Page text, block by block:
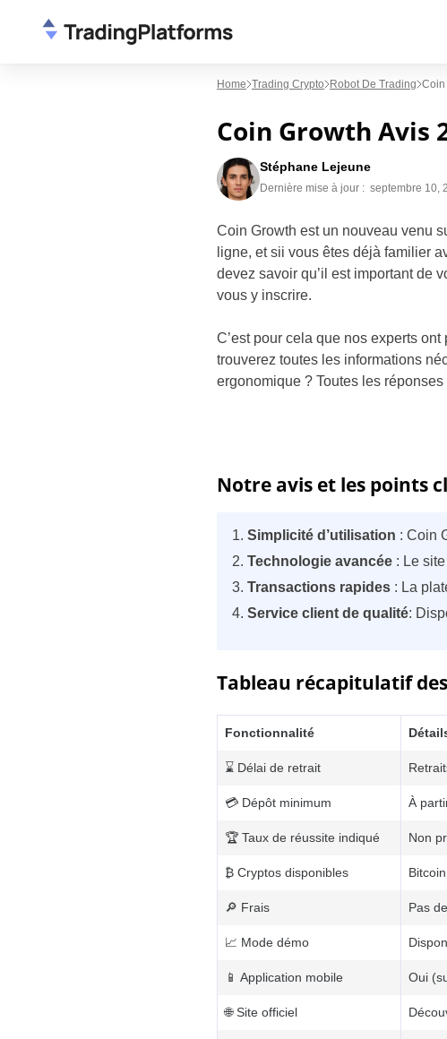
Home Trading Crypto Robot De Trading Coin
Coin Growth Avis
Stéphane Lejeune
Dernière mise à jour : septembre 10,
Coin Growth est un nouveau venu
ligne, et sii vous êtes déjà familier
devez savoir qu’il est important de
vous y inscrire.
C’est pour cela que nos experts
trouverez toutes les informations
ergonomique ? Toutes les réponses
Notre avis et les points
Simplicité d’utilisation : Coin
Technologie avancée : Le
Transactions rapides : La
Service client de qualité:
Tableau récapitulatif
Fonctionnalité
⌛ Délai de retrait
💳 Dépôt minimum À
🏆 Taux de réussite indiqué Non
₿ Cryptos disponibles
🔎 Frais Pas
📈 Mode démo
📱 Application mobile Oui
🌐 Site officiel